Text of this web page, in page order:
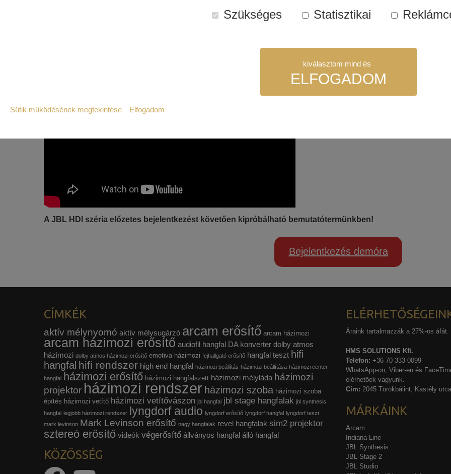
JBL SYNTHESIS HDI-3800 ÁLLÓ HANGFAL
A JBL HDI széria előzetes bejelentkezést követően kipróbálható bemutatótermünkben!
Bejelentkezés demóra
CÍMKÉK
aktív mélynyomó aktív mélysugárzó arcam erősítő arcam házimozi
arcam házimozi erősítő audiofil hangfal DA konverter dolby atmos
házimozi dolby atmos házimozi erősítő emotiva házimozi fejhallgató erősítő hangfal teszt hifi
hangfal hifi rendszer high end hangfal házimozi beállítás házimozi beállítása házimozi center
hangfal házimozi erősítő házimozi hangfalszett házimozi mélyláda házimozi
projektor házimozi rendszer házimozi szoba házimozi szoba
építés házimozi vetítő házimozi vetítővászon jbl hangfal jbl stage hangfalak jbl synthesis
hangfal legjobb házimozi rendszer lyngdorf audio lyngdorf erősítő lyngdorf hangfal lyngdorf teszt
mark levinson Mark Levinson erősítő nagy hangfalak revel hangfalak sim2 projektor
sztereó erősítő videók végerősítő állványos hangfal álló hangfal
KÖZÖSSÉG
Áraink tartalmazzák a 27%-os áfát.
HMS SOLUTIONS Kft.
Telefon: +36 70 333 0099
WhatsApp-on, Viber-en és
elérhetőek vagyunk.
Cím: 2045 Törökbálint, Kastély
MÁRKÁINK
Arcam
Indiana Line
JBL Synthesis
JBL Stage 2
JBL Studio
Szükséges Statisztikai
kiválasztom mind és
ELFOGADOM
Az weboldal működéséhez elengedhetetlenül szükséges sütik. Ezek nélkül a weboldalt nem lehet megtekinteni.
látogatóinknak. Ezért gyűjtünk statisztikai adatokat a Google Analytics segítségével, amely kizárólag az IP
Azért települnek ezek a sütik, hogy a felhasználót számára egyedi, releváns, érdeklődési körébe tartozó
Sütik működésének megtekintése Elfogadom